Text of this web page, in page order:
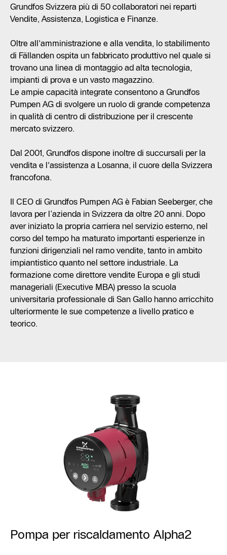
Grundfos Svizzera più di 50 collaboratori nei reparti
Vendite, Assistenza, Logistica e Finanze.
Oltre all'amministrazione e alla vendita, lo stabilimento
di Fällanden ospita un fabbricato produttivo nel quale si
trovano una linea di montaggio ad alta tecnologia,
impianti di prova e un vasto magazzino.
Le ampie capacità integrate consentono a Grundfos
Pumpen AG di svolgere un ruolo di grande competenza
in qualità di centro di distribuzione per il crescente
mercato svizzero.
Dal 2001, Grundfos dispone inoltre di succursali per la
vendita e l'assistenza a Losanna, il cuore della Svizzera
francofona.
Il CEO di Grundfos Pumpen AG è Fabian Seeberger, che
lavora per l’azienda in Svizzera da oltre 20 anni. Dopo
aver iniziato la propria carriera nel servizio esterno, nel
corso del tempo ha maturato importanti esperienze in
funzioni dirigenziali nel ramo vendite, tanto in ambito
impiantistico quanto nel settore industriale. La
formazione come direttore vendite Europa e gli studi
manageriali (Executive MBA) presso la scuola
universitaria professionale di San Gallo hanno arricchito
ulteriormente le sue competenze a livello pratico e
teorico.
Pompa per riscaldamento Alpha2